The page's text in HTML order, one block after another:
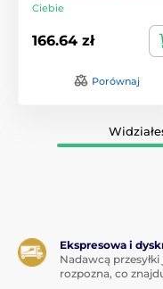
Ciebie
166.64 zł
Porównaj
Ekspresowa i
Nadawcą
rozpozna, co